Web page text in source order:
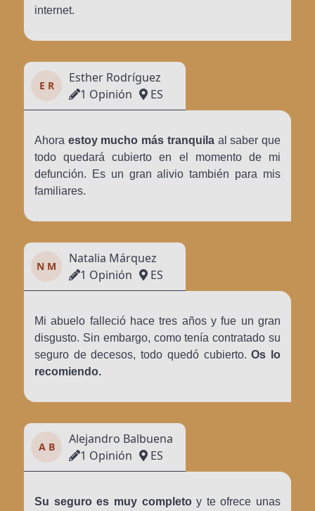
internet.
E R
Esther Rodríguez
1 Opinión
ES
Ahora estoy mucho más tranquilaal saber que
todo quedará cubierto en el momento de mi
defunción. Es un gran alivio también para mis
familiares.
N M
Natalia Márquez
1 Opinión
ES
Mi abuelo falleció hace tres años y fue un gran
disgusto. Sin embargo, como tenía contratado su
seguro de decesos, todo quedó cubierto.Os lo
recomiendo.
A B
Alejandro Balbuena
1 Opinión
ES
Su seguro es muy completoy te ofrece unas